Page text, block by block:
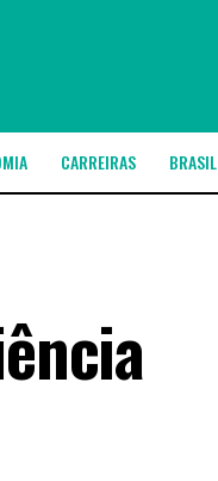
CARREIRAS BRASIL